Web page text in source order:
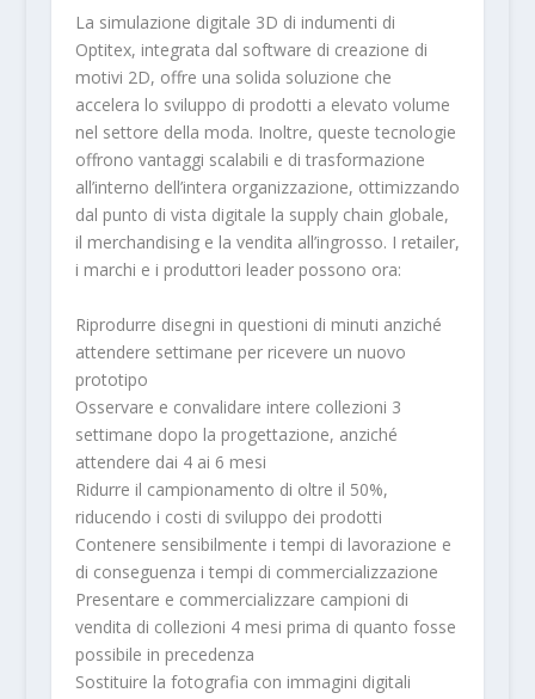
La simulazione digitale 3D di indumenti di
Optitex, integrata dal software di creazione di
motivi 2D, offre una solida soluzione che
accelera lo sviluppo di prodotti a elevato volume
nel settore della moda. Inoltre, queste tecnologie
offrono vantaggi scalabili e di trasformazione
all’interno dell’intera organizzazione, ottimizzando
dal punto di vista digitale la supply chain globale,
il merchandising e la vendita all’ingrosso. I retailer,
i marchi e i produttori leader possono ora:
Riprodurre disegni in questioni di minuti anziché
attendere settimane per ricevere un nuovo
prototipo
Osservare e convalidare intere collezioni 3
settimane dopo la progettazione, anziché
attendere dai 4 ai 6 mesi
Ridurre il campionamento di oltre il 50%,
riducendo i costi di sviluppo dei prodotti
Contenere sensibilmente i tempi di lavorazione e
di conseguenza i tempi di commercializzazione
Presentare e commercializzare campioni di
vendita di collezioni 4 mesi prima di quanto fosse
possibile in precedenza
Sostituire la fotografia con immagini digitali